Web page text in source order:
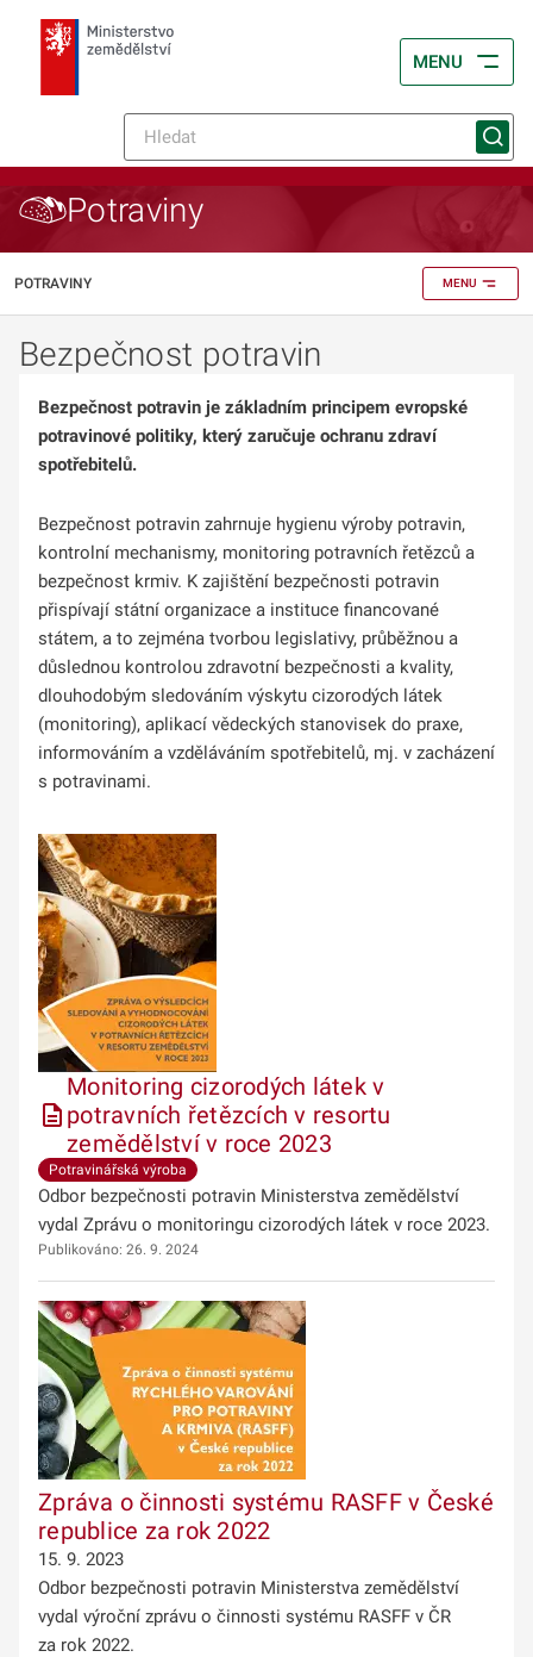
MENU
Potraviny
POTRAVINY MENU
Bezpečnost potravin
Bezpečnost potravin je základním principem evropské
potravinové politiky, který zaručuje ochranu zdraví
spotřebitelů.
Bezpečnost potravin zahrnuje hygienu výroby potravin,
kontrolní mechanismy, monitoring potravních řetězců a
bezpečnost krmiv. K zajištění bezpečnosti potravin
přispívají státní organizace a instituce financované
státem, a to zejména tvorbou legislativy, průběžnou a
důslednou kontrolou zdravotní bezpečnosti a kvality,
dlouhodobým sledováním výskytu cizorodých látek
(monitoring), aplikací vědeckých stanovisek do praxe,
informováním a vzděláváním spotřebitelů, mj. v zacházení
s potravinami.
Monitoring cizorodých látek v
potravních řetězcích v resortu
zemědělství v roce 2023
Potravinářská výroba
Odbor bezpečnosti potravin Ministerstva zemědělství
vydal Zprávu o monitoringu cizorodých látek v roce 2023.
Publikováno: 26. 9. 2024
Zpráva o činnosti systému RASFF v České
republice za rok 2022
15. 9. 2023
Odbor bezpečnosti potravin Ministerstva zemědělství
vydal výroční zprávu o činnosti systému RASFF v ČR
za rok 2022.